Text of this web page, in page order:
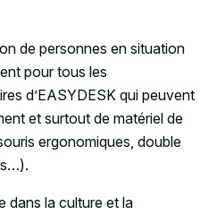
de personnes en situation
pour tous les
d’EASYDESK qui peuvent
et surtout de matériel de
ergonomiques, double
dans la culture et la